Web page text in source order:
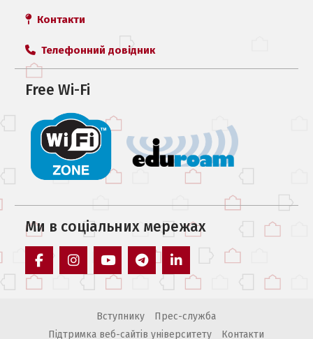
Контакти
Телефонний довідник
Free Wi-Fi
Ми в соцiальних мережах
facebook instagramyoutube telegram linkedin
Вступнику
Прес-служба
Підтримка веб-сайтів університету
Контакти